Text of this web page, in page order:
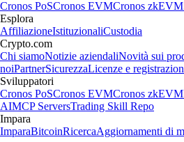
Cronos PoSCronos EVMCronos zkEVM
Esplora
AffiliazioneIstituzionaliCustodia
Crypto.com
Chi siamoNotizie aziendaliNovità sui
noiPartnerSicurezzaLicenze e
Sviluppatori
Cronos PoSCronos EVMCronos zkEVM
AIMCP ServersTrading Skill Repo
Impara
ImparaBitcoinRicercaAggiornamenti di